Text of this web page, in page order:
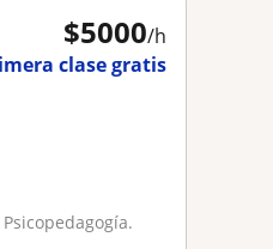
$5000/h
clase gratis